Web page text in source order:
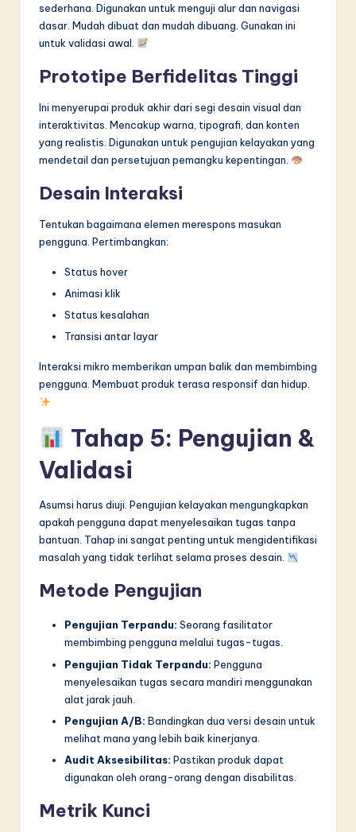
sederhana. Digunakan untuk menguji alur dan navigasi
dasar. Mudah dibuat dan mudah dibuang. Gunakan ini
untuk validasi awal.
Prototipe Berfidelitas Tinggi
Ini menyerupai produk akhir dari segi desain visual dan
interaktivitas. Mencakup warna, tipografi, dan konten
yang realistis. Digunakan untuk pengujian kelayakan yang
mendetail dan persetujuan pemangku kepentingan.
Desain Interaksi
Tentukan bagaimana elemen merespons masukan
pengguna. Pertimbangkan:
Status hover
Animasi klik
Status kesalahan
Transisi antar layar
Interaksi mikro memberikan umpan balik dan membimbing
pengguna. Membuat produk terasa responsif dan hidup.
Tahap 5: Pengujian &
Validasi
Asumsi harus diuji. Pengujian kelayakan mengungkapkan
apakah pengguna dapat menyelesaikan tugas tanpa
bantuan. Tahap ini sangat penting untuk mengidentifikasi
masalah yang tidak terlihat selama proses desain.
Metode Pengujian
Pengujian Terpandu: Seorang fasilitator
membimbing pengguna melalui tugas-tugas.
Pengujian Tidak Terpandu: Pengguna
menyelesaikan tugas secara mandiri menggunakan
alat jarak jauh.
Pengujian A/B: Bandingkan dua versi desain untuk
melihat mana yang lebih baik kinerjanya.
Audit Aksesibilitas: Pastikan produk dapat
digunakan oleh orang-orang dengan disabilitas.
Metrik Kunci